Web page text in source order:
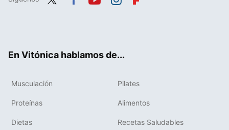
En Vitónica hablamos de...
Musculación Pilates
Proteínas Alimentos
Dietas Recetas Saludables